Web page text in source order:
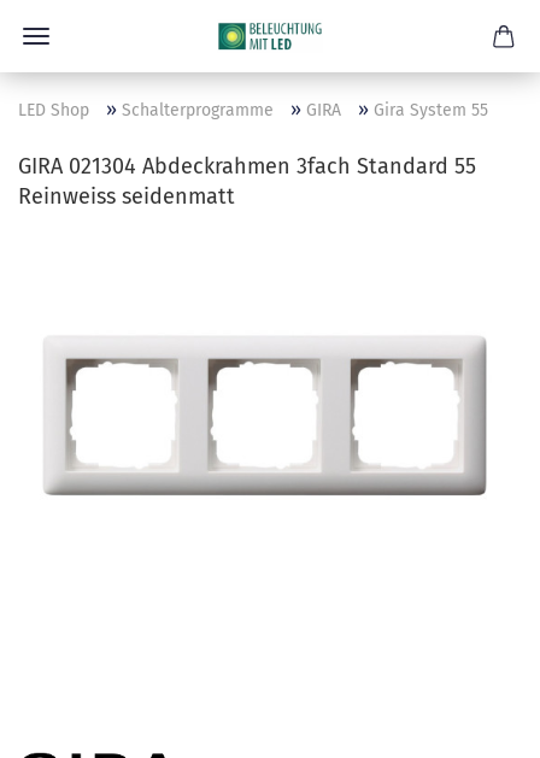
LED Shop » Schalterprogramme » GIRA » Gira System 55
GIRA 021304 Abdeckrahmen 3fach Standard 55
Reinweiss seidenmatt